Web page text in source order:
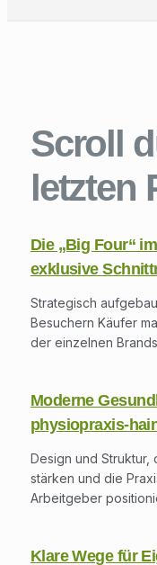
Scroll
letzten
Die „Big Four“
exklusive
Strategisch
Besuchern Käufer
der einzelnen
Moderne
physiopraxis-
Design und Struktur,
stärken und die
Arbeitgeber
Klare Wege für